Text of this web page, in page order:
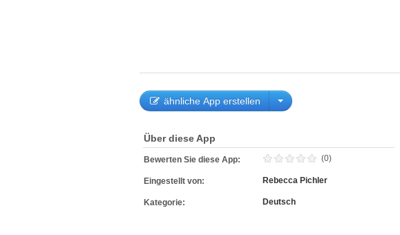
ähnliche App erstellen
Über diese App
Bewerten Sie diese App: (0)
Eingestellt von: Rebecca Pichler
Kategorie: Deutsch